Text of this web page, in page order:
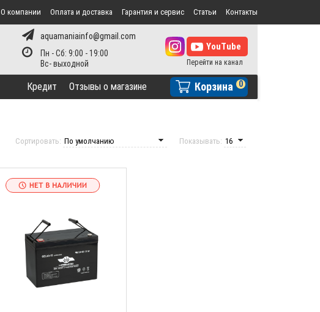
О компании Оплата и доставка Гарантия и сервис Статьи Контакты
aquamaniainfo@gmail.com
Пн - Сб: 9:00 - 19:00
Корзина 0
Кредит Отзывы о магазине
Показывать:
Сортировать: